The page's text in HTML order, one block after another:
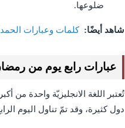
ضلوعها.
شاهد أيضًا:كلمات وعبارات
عبارات رابع يوم من رمضان
تُعتبر اللغة الانجليزيّة واحدة من
دول كثيرة، وقد تمّ تناول اليوم